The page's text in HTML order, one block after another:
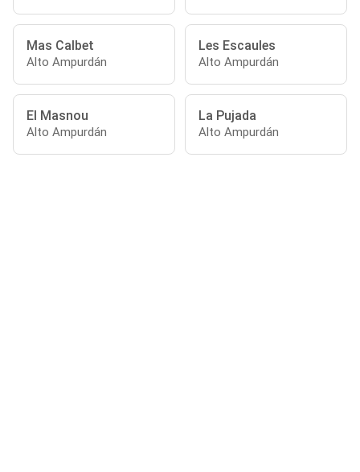
Mas Calbet
Alto Ampurdán
Les Escaules
Alto Ampurdán
El Masnou
Alto Ampurdán
La Pujada
Alto Ampurdán